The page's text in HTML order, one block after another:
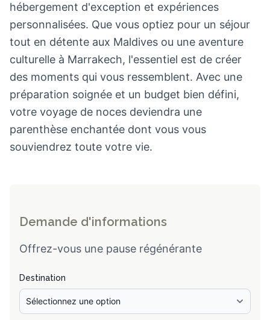
hébergement d'exception et expériences
personnalisées. Que vous optiez pour un séjour
tout en détente aux Maldives ou une aventure
culturelle à Marrakech, l'essentiel est de créer
des moments qui vous ressemblent. Avec une
préparation soignée et un budget bien défini,
votre voyage de noces deviendra une
parenthèse enchantée dont vous vous
souviendrez toute votre vie.
Demande d'informations
Offrez-vous une pause régénérante
Destination